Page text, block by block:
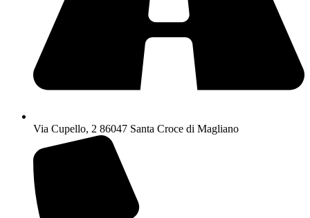
Via Cupello, 2 86047 Santa Croce di Magliano